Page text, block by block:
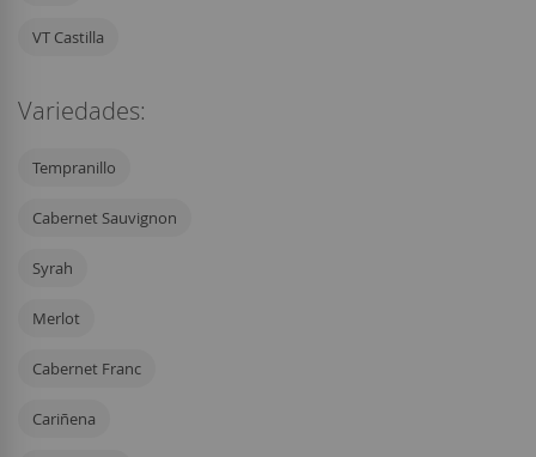
VT Castilla
Variedades:
Tempranillo
Cabernet Sauvignon
Syrah
Merlot
Cabernet Franc
Cariñena